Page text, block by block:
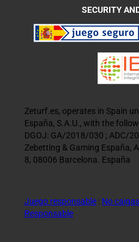
SECURITY
Zeturf.es, operates in Spain
España, S.A.U., with the
DGOJ: GA/2018/030 ; ADC/
Zebetting & Gaming España,
8, 08006 Barcelona. España
Juego responsable : No caigas
Responsable